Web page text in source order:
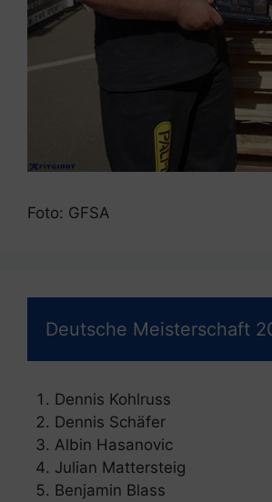
Foto: GFSA
Deutsche Meisterschaft
Dennis Kohlruss
Dennis Schäfer
Albin Hasanovic
Julian Mattersteig
Benjamin Blass